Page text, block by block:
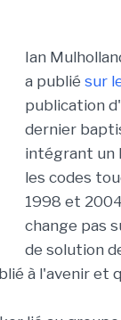
Ian
a publié sur
publication
dernier
intégrant un
les codes
1998 et
change pas
de solution
à l'avenir et